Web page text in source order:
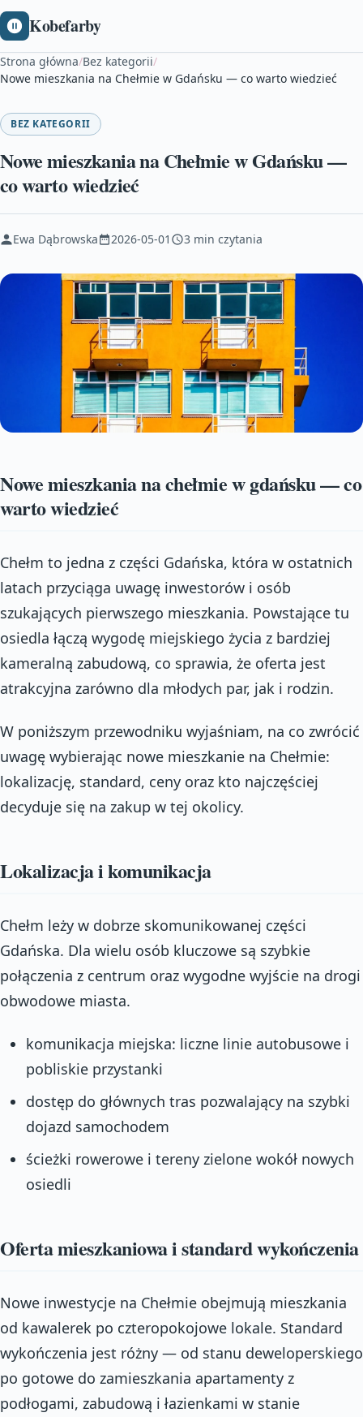
Kobefarby
Strona główna/Bez kategorii/
Nowe mieszkania na Chełmie w Gdańsku — co warto wiedzieć
BEZ KATEGORII
Nowe mieszkania na Chełmie w Gdańsku —
co warto wiedzieć
Ewa Dąbrowska 2026-05-01 3 min czytania
Nowe mieszkania na chełmie w gdańsku — co
warto wiedzieć
Chełm to jedna z części Gdańska, która w ostatnich
latach przyciąga uwagę inwestorów i osób
szukających pierwszego mieszkania. Powstające tu
osiedla łączą wygodę miejskiego życia z bardziej
kameralną zabudową, co sprawia, że oferta jest
atrakcyjna zarówno dla młodych par, jak i rodzin.
W poniższym przewodniku wyjaśniam, na co zwrócić
uwagę wybierając nowe mieszkanie na Chełmie:
lokalizację, standard, ceny oraz kto najczęściej
decyduje się na zakup w tej okolicy.
Lokalizacja i komunikacja
Chełm leży w dobrze skomunikowanej części
Gdańska. Dla wielu osób kluczowe są szybkie
połączenia z centrum oraz wygodne wyjście na drogi
obwodowe miasta.
komunikacja miejska: liczne linie autobusowe i
pobliskie przystanki
dostęp do głównych tras pozwalający na szybki
dojazd samochodem
ścieżki rowerowe i tereny zielone wokół nowych
osiedli
Oferta mieszkaniowa i standard wykończenia
Nowe inwestycje na Chełmie obejmują mieszkania
od kawalerek po czteropokojowe lokale. Standard
wykończenia jest różny — od stanu deweloperskiego
po gotowe do zamieszkania apartamenty z
podłogami, zabudową i łazienkami w stanie